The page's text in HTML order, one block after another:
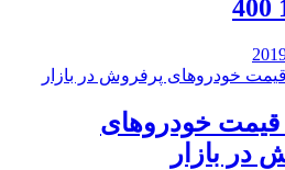
قیمت خودرو‌های
در بازار